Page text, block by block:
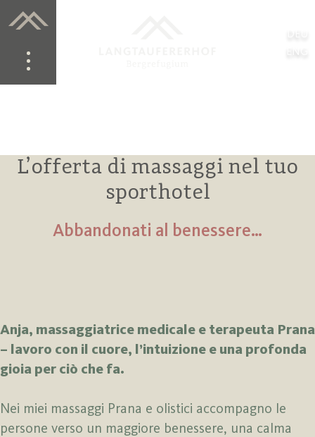
L’offerta di massaggi nel tuo
sporthotel
Abbandonati al benessere…
Anja, massaggiatrice medicale e terapeuta Prana
– lavoro con il cuore, l’intuizione e una profonda
gioia per ciò che fa.
Nei miei massaggi Prana e olistici accompagno le
persone verso un maggiore benessere, una calma